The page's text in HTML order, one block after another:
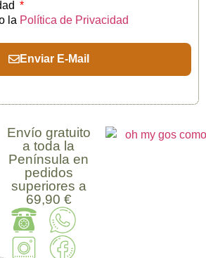
la Política de Privacidad
Enviar E-Mail
Envío gratuito
a toda la
Península en
pedidos
superiores a
69,90 €